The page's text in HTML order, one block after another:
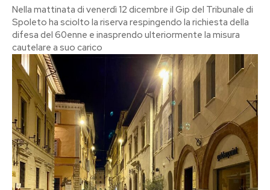
Nella mattinata di venerdì 12 dicembre il Gip del Tribunale di
Spoleto ha sciolto la riserva respingendo la richiesta della
difesa del 60enne e inasprendo ulteriormente la misura
cautelare a suo carico